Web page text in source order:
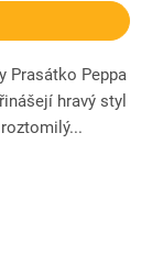
Prasátko Peppa
hravý styl